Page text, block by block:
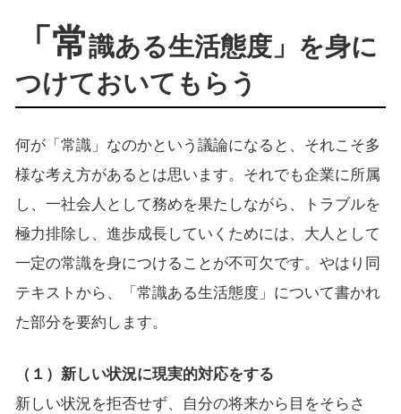
「常識ある生活態度」を身に
つけておいてもらう
何が「常識」なのかという議論になると、それこそ多
様な考え方があるとは思います。それでも企業に所属
し、一社会人として務めを果たしながら、トラブルを
極力排除し、進歩成長していくためには、大人として
一定の常識を身につけることが不可欠です。やはり同
テキストから、「常識ある生活態度」について書かれ
た部分を要約します。
（１）新しい状況に現実的対応をする
新しい状況を拒否せず、自分の将来から目をそらさ